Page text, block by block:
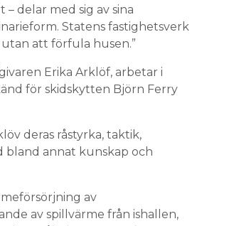
delar med sig av sina
Statens fastighetsverk
att förfula husen.”
Erika Arklöf, arbetar i
för skidskytten Björn Ferry
deras råstyrka, taktik,
bland annat kunskap och
av
av spillvärme från ishallen,